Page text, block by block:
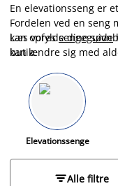
En elevationsseng er
Fordelen ved en seng
kan opfylde dine
kan ændre sig med
ned og sove eller
gode tilbud på senge,
prisklasser, så der er
sortiment består af
Dreamzone,
Læs voressengeguide
butik.
Elevationssenge
Alle filtre